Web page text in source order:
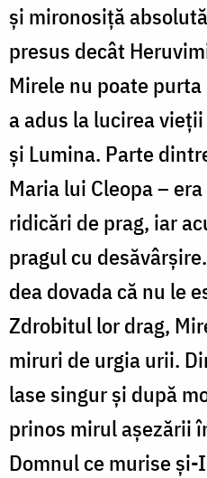
și mironosiță
presus decât
Mirele nu poate
a adus la lucirea
și Lumina. Parte
Maria lui Cleopa –
ridicări de prag, iar
pragul cu
dea dovada că nu le
Zdrobitul lor drag,
miruri de urgia urii.
lase singur și după
prinos mirul așezării
Domnul ce murise